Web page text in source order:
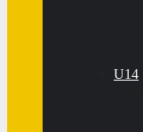
U14